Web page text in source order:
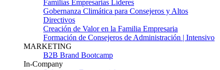
Familias Empresarias Líderes
Gobernanza Climática para Consejeros y Altos
Directivos
Creación de Valor en la Familia Empresaria
Formación de Consejeros de Administración | Intensivo
MARKETING
B2B Brand Bootcamp
In-Company